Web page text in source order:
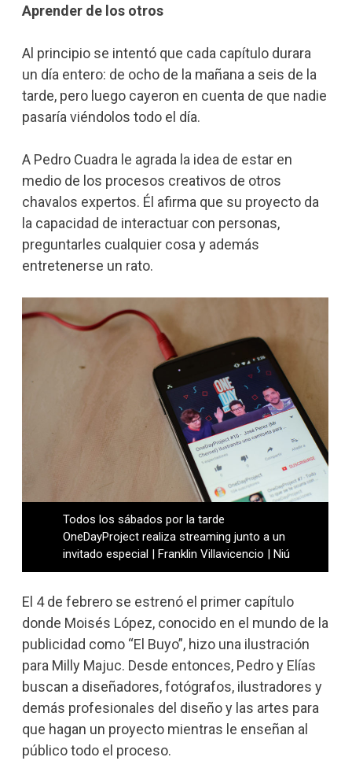
Aprender de los otros
Al principio se intentó que cada capítulo durara
un día entero: de ocho de la mañana a seis de la
tarde, pero luego cayeron en cuenta de que nadie
pasaría viéndolos todo el día.
A Pedro Cuadra le agrada la idea de estar en
medio de los procesos creativos de otros
chavalos expertos. Él afirma que su proyecto da
la capacidad de interactuar con personas,
preguntarles cualquier cosa y además
entretenerse un rato.
Todos los sábados por la tarde
OneDayProject realiza streaming junto a un
invitado especial | Franklin Villavicencio | Niú
El 4 de febrero se estrenó el primer capítulo
donde Moisés López, conocido en el mundo de la
publicidad como “El Buyo”, hizo una ilustración
para Milly Majuc. Desde entonces, Pedro y Elías
buscan a diseñadores, fotógrafos, ilustradores y
demás profesionales del diseño y las artes para
que hagan un proyecto mientras le enseñan al
público todo el proceso.